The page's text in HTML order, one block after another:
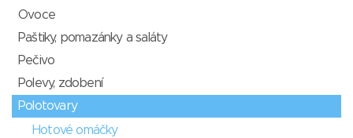
Ovoce
Paštiky, pomazánky a saláty
Pečivo
Polevy, zdobení
Polotovary
Hotové omáčky